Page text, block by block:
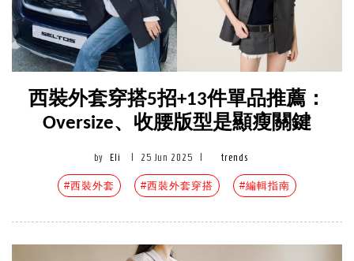
西裝外套穿搭5招+13件單品推薦：
Oversize、收腰版型是顯瘦關鍵
by Eli 25 Jun 2025 trends
#西裝外套 #西裝外套穿搭 #編輯指南